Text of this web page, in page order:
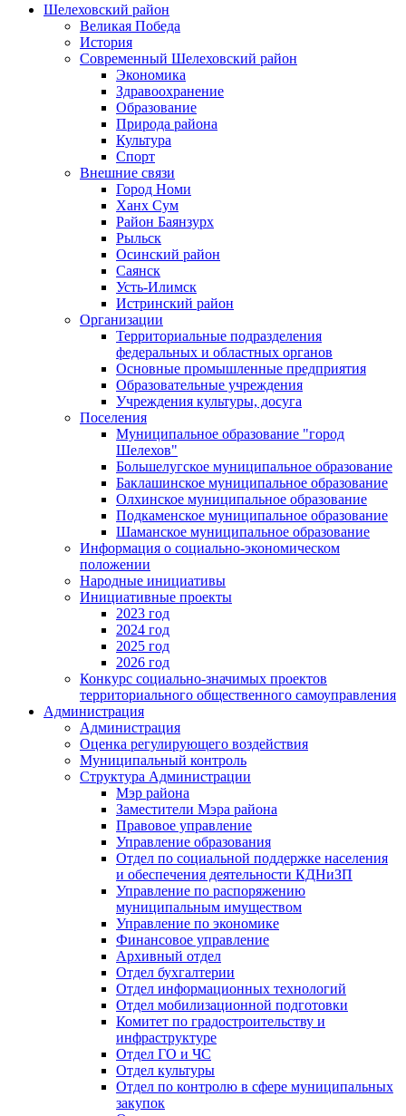
Шелеховский район
Великая Победа
История
Современный Шелеховский район
Экономика
Здравоохранение
Образование
Природа района
Культура
Спорт
Внешние связи
Город Номи
Ханх Сум
Район Баянзурх
Рыльск
Осинский район
Саянск
Усть-Илимск
Истринский район
Организации
Территориальные подразделения
федеральных и областных органов
Основные промышленные предприятия
Образовательные учреждения
Учреждения культуры, досуга
Поселения
Муниципальное образование "город
Шелехов"
Большелугское муниципальное образование
Баклашинское муниципальное образование
Олхинское муниципальное образование
Подкаменское муниципальное образование
Шаманское муниципальное образование
Информация о социально-экономическом
положении
Народные инициативы
Инициативные проекты
2023 год
2024 год
2025 год
2026 год
Конкурс социально-значимых проектов
территориального общественного самоуправления
Администрация
Администрация
Оценка регулирующего воздействия
Муниципальный контроль
Структура Администрации
Мэр района
Заместители Мэра района
Правовое управление
Управление образования
Отдел по социальной поддержке населения
и обеспечения деятельности КДНиЗП
Управление по распоряжению
муниципальным имуществом
Управление по экономике
Финансовое управление
Архивный отдел
Отдел бухгалтерии
Отдел информационных технологий
Отдел мобилизационной подготовки
Комитет по градостроительству и
инфраструктуре
Отдел ГО и ЧС
Отдел культуры
Отдел по контролю в сфере муниципальных
закупок